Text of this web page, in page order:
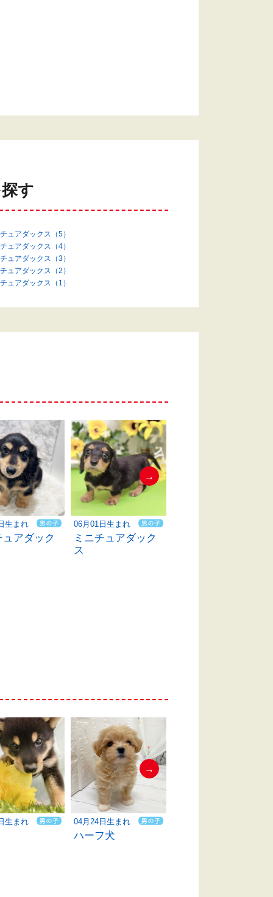
す
ュアダックス（5）
ュアダックス（4）
ュアダックス（3）
ュアダックス（2）
ュアダックス（1）
生まれ
アダック
06月01日生まれ
ミニチュアダック
ス
→
生まれ 04月24日生まれ
ハーフ犬
→